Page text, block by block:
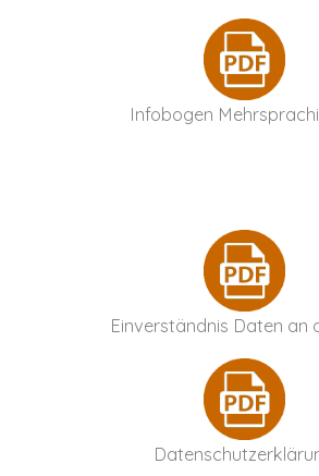
Infobogen
Einverständnis Daten an